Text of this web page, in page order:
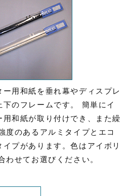
用和紙を垂れ幕やディスプレ
のフレームです。 簡単にイ
和紙が取り付けでき、また繰
度のあるアルミタイプとエコ
プがあります。色はアイボリ
わせてお選びください。